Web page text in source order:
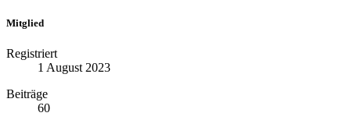
Mitglied
Registriert
1 August 2023
Beiträge
60